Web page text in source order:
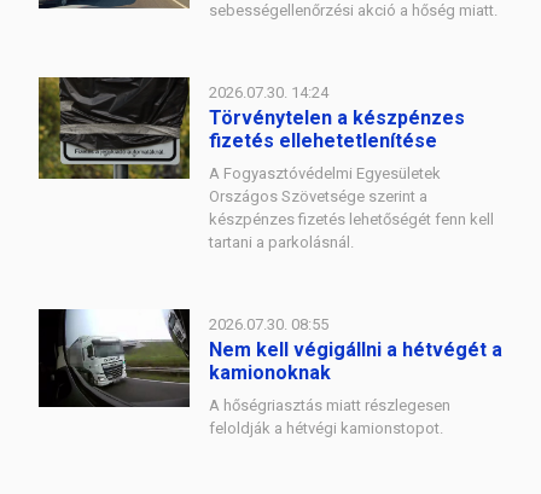
sebességellenőrzési akció a hőség miatt.
2026.07.30. 14:24
Törvénytelen a készpénzes
fizetés ellehetetlenítése
A Fogyasztóvédelmi Egyesületek
Országos Szövetsége szerint a
készpénzes fizetés lehetőségét fenn kell
tartani a parkolásnál.
2026.07.30. 08:55
Nem kell végigállni a hétvégét a
kamionoknak
A hőségriasztás miatt részlegesen
feloldják a hétvégi kamionstopot.